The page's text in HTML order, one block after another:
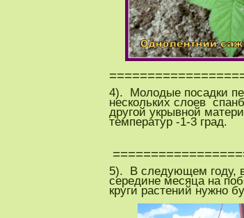
4). Молодые посадки
нескольких слоев
другой укрывной
температур -1-3 град.
5). В следующем году,
середине месяца на
круги растений нужно